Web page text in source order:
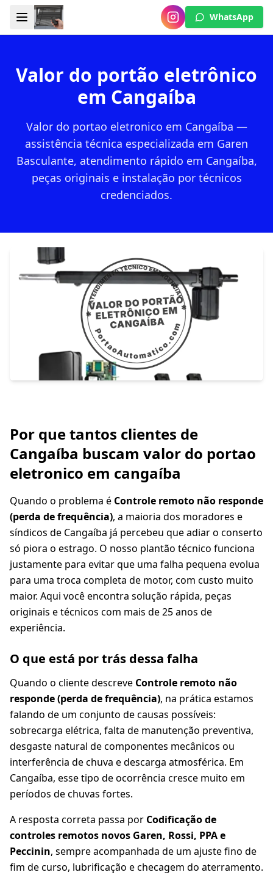
WhatsApp
Valor do portão eletrônico
em Cangaíba
Valor do portao eletronico em Cangaíba —
assistência técnica especializada em Garen
Basculante, atendimento rápido em Cangaíba,
peças originais e instalação por técnicos
credenciados.
Por que tantos clientes de
Cangaíba buscam valor do portao
eletronico em cangaíba
Quando o problema é Controle remoto não responde
(perda de frequência), a maioria dos moradores e
síndicos de Cangaíba já percebeu que adiar o conserto
só piora o estrago. O nosso plantão técnico funciona
justamente para evitar que uma falha pequena evolua
para uma troca completa de motor, com custo muito
maior. Aqui você encontra solução rápida, peças
originais e técnicos com mais de 25 anos de
experiência.
O que está por trás dessa falha
Quando o cliente descreve Controle remoto não
responde (perda de frequência), na prática estamos
falando de um conjunto de causas possíveis:
sobrecarga elétrica, falta de manutenção preventiva,
desgaste natural de componentes mecânicos ou
interferência de chuva e descarga atmosférica. Em
Cangaíba, esse tipo de ocorrência cresce muito em
períodos de chuvas fortes.
A resposta correta passa por Codificação de
controles remotos novos Garen, Rossi, PPA e
Peccinin, sempre acompanhada de um ajuste fino de
fim de curso, lubrificação e checagem do aterramento.